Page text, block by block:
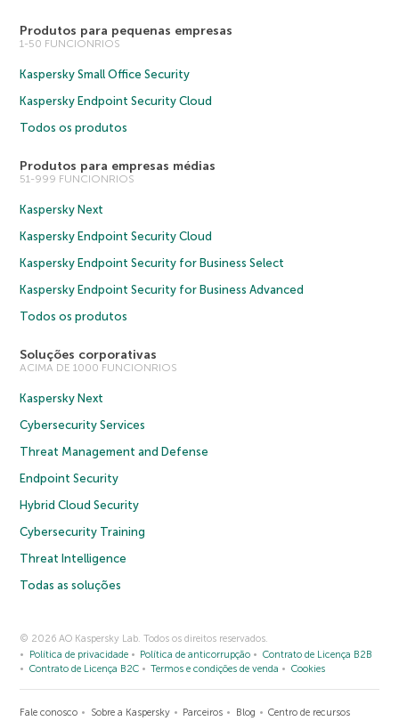
Produtos para pequenas empresas
1-50 FUNCIONRIOS
Kaspersky Small Office Security
Kaspersky Endpoint Security Cloud
Todos os produtos
Produtos para empresas médias
51-999 FUNCIONRIOS
Kaspersky Next
Kaspersky Endpoint Security Cloud
Kaspersky Endpoint Security for Business Select
Kaspersky Endpoint Security for Business Advanced
Todos os produtos
Soluções corporativas
ACIMA DE 1000 FUNCIONRIOS
Kaspersky Next
Cybersecurity Services
Threat Management and Defense
Endpoint Security
Hybrid Cloud Security
Cybersecurity Training
Threat Intelligence
Todas as soluções
© 2026 AO Kaspersky Lab. Todos os direitos reservados.
Política de privacidade
Política de anticorrupção
Contrato de Licença B2B
Contrato de Licença B2C
Termos e condições de venda Cookies
Fale conosco Sobre a Kaspersky Parceiros Blog
Centro de recursos